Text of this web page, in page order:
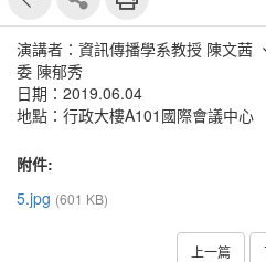
演講者：資訊傳播學系教授 陳文茜
委 陳郁秀
日期：2019.06.04
地點：行政大樓A101國際會議中心
附件:
5.jpg (601 KB)
上一篇